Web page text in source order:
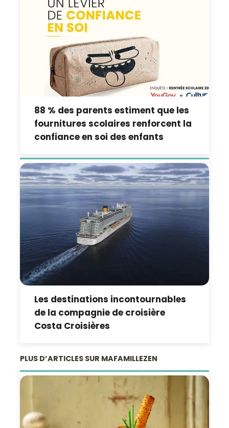
88 % des parents estiment que les
fournitures scolaires renforcent la
confiance en soi des enfants
Les destinations incontournables
de la compagnie de croisière
Costa Croisières
PLUS D’ARTICLES SUR MAFAMILLEZEN